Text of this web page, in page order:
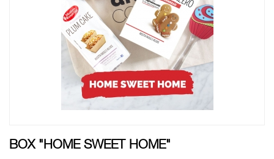
BOX "HOME SWEET HOME"